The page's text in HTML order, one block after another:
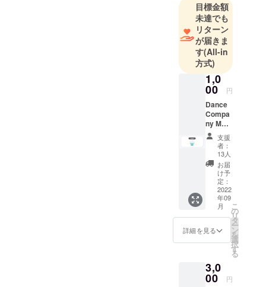
目標金額
未達でも
リターン
が届きま
す(All-in
方式)
1,0
00 円
Dance
Compa
ny MOG
の挑戦
を『た
だただ
支援』
してく
ださる
方へ リ
ターン
は主催
の新井
からお
礼の
メール
り致し
ます。
支援
者：
13人
お届
け予
定：
2022
年09
月
詳細を見る
こ
の
リ
タ
ー
ン
を
選
択
す
る
3,0
00 円